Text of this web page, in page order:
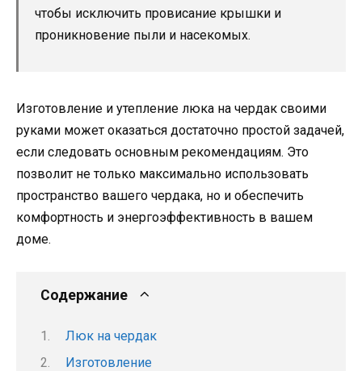
чтобы исключить провисание крышки и
проникновение пыли и насекомых.
Изготовление и утепление люка на чердак своими
руками может оказаться достаточно простой задачей,
если следовать основным рекомендациям. Это
позволит не только максимально использовать
пространство вашего чердака, но и обеспечить
комфортность и энергоэффективность в вашем
доме.
Содержание
Люк на чердак
Изготовление